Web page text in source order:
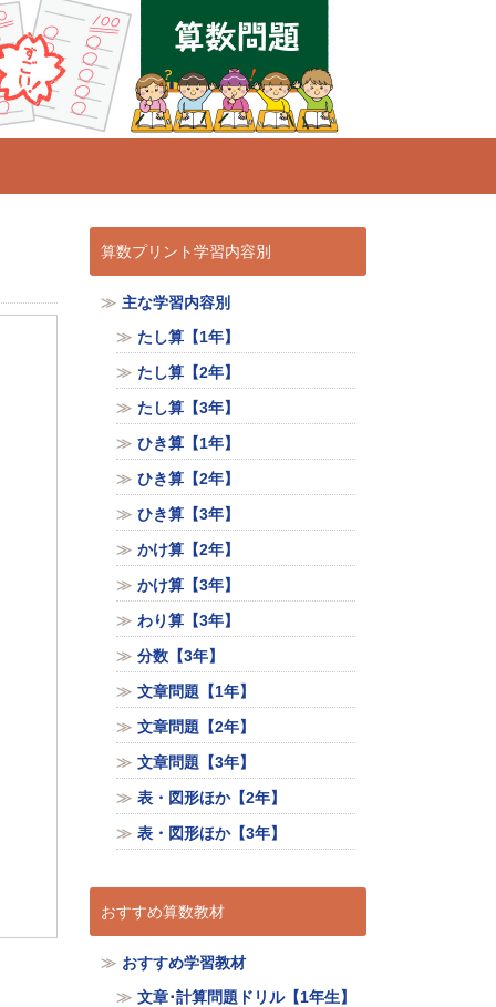
算数プリント学習内容別
主な学習内容別
たし算【1年】
たし算【2年】
たし算【3年】
ひき算【1年】
ひき算【2年】
ひき算【3年】
かけ算【2年】
かけ算【3年】
わり算【3年】
分数【3年】
文章問題【1年】
文章問題【2年】
文章問題【3年】
表・図形ほか【2年】
表・図形ほか【3年】
おすすめ算数教材
おすすめ学習教材
文章･計算問題ドリル【1年生】